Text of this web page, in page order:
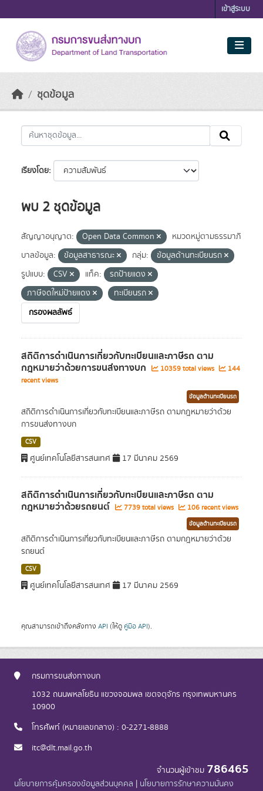
เข้าสู่ระบบ
ชุดข้อมูล
เรียงโดย
พบ 2 ชุดข้อมูล
สัญญาอนุญาต: Open Data Common
หมวดหมู่ตามธรรมาภิ
บาลข้อมูล:
ข้อมูลสาธารณะ กลุ่ม:
ข้อมูลด้านทะเบียนรถ
รูปแบบ:
CSV แท็ค:
รถป้ายแดง
ภาษีจดใหม่ป้ายแดง
ทะเบียนรถ
กรองผลลัพธ์
สถิติการดำเนินการเกี่ยวกับทะเบียนและภาษีรถ ตาม
กฎหมายว่าด้วยการขนส่งทางบก 10359 total views
144
recent views
ข้อมูลด้านทะเบียนรถ
สถิติการดำเนินการเกี่ยวกับทะเบียนและภาษีรถ ตามกฎหมายว่าด้วย
การขนส่งทางบก
CSV
ศูนย์เทคโนโลยีสารสนเทศ 17 มีนาคม 2569
สถิติการดำเนินการเกี่ยวกับทะเบียนและภาษีรถ ตาม
กฎหมายว่าด้วยรถยนต์ 7739 total views 106 recent views
ข้อมูลด้านทะเบียนรถ
สถิติการดำเนินการเกี่ยวกับทะเบียนและภาษีรถ ตามกฎหมายว่าด้วย
รถยนต์
CSV
ศูนย์เทคโนโลยีสารสนเทศ 17 มีนาคม 2569
คุณสามารถเข้าถึงคลังทาง API (ให้ดู คู่มือ API).
กรมการขนส่งทางบก
1032 ถนนพหลโยธิน แขวงจอมพล เขตจตุจักร กรุงเทพมหานคร
10900
โทรศัพท์ (หมายเลขกลาง) : 0-2271-8888
itc@dlt.mail.go.th
จำนวนผู้เข้าชม 786465
นโยบายการคุ้มครองข้อมูลส่วนบุคคล | นโยบายการรักษาความมั่นคง